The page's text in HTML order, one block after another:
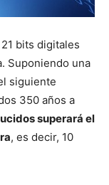
bits digitales
Suponiendo una
siguiente
350 años a
superará el
, es decir, 10